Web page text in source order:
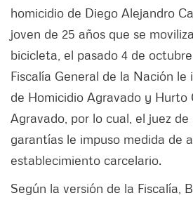
homicidio de Diego Alejandro
joven de 25 años que se
bicicleta, el pasado 4 de
Fiscalía General de la Nación le
de Homicidio Agravado y Hurto
Agravado, por lo cual, el juez
garantías le impuso medida de
establecimiento carcelario.
Según la versión de la Fiscalía,